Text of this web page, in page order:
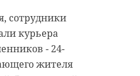
сотрудники
курьера
- 24-
жителя
27 апреля:
Мероприятие
работу,